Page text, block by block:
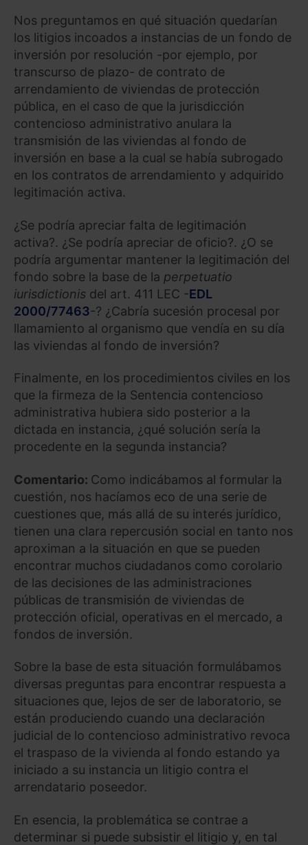
Nos preguntamos en qué situación quedarían
los litigios incoados a instancias de un fondo de
inversión por resolución -por ejemplo, por
transcurso de plazo- de contrato de
arrendamiento de viviendas de protección
pública, en el caso de que la jurisdicción
contencioso administrativo anulara la
transmisión de las viviendas al fondo de
inversión en base a la cual se había subrogado
en los contratos de arrendamiento y adquirido
legitimación activa.
¿Se podría apreciar falta de legitimación
activa?. ¿Se podría apreciar de oficio?. ¿O se
podría argumentar mantener la legitimación del
fondo sobre la base de la perpetuatio
iurisdictionis del art. 411 LEC -EDL
2000/77463-? ¿Cabría sucesión procesal por
llamamiento al organismo que vendía en su día
las viviendas al fondo de inversión?
Finalmente, en los procedimientos civiles en los
que la firmeza de la Sentencia contencioso
administrativa hubiera sido posterior a la
dictada en instancia, ¿qué solución sería la
procedente en la segunda instancia?
Comentario: Como indicábamos al formular la
cuestión, nos hacíamos eco de una serie de
cuestiones que, más allá de su interés jurídico,
tienen una clara repercusión social en tanto nos
aproximan a la situación en que se pueden
encontrar muchos ciudadanos como corolario
de las decisiones de las administraciones
públicas de transmisión de viviendas de
protección oficial, operativas en el mercado, a
fondos de inversión.
Sobre la base de esta situación formulábamos
diversas preguntas para encontrar respuesta a
situaciones que, lejos de ser de laboratorio, se
están produciendo cuando una declaración
judicial de lo contencioso administrativo revoca
el traspaso de la vivienda al fondo estando ya
iniciado a su instancia un litigio contra el
arrendatario poseedor.
En esencia, la problemática se contrae a
determinar si puede subsistir el litigio y, en tal